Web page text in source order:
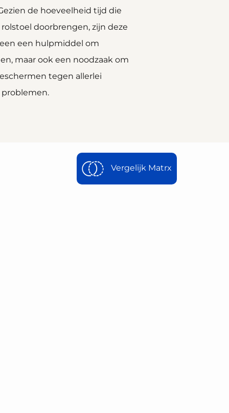
de hoeveelheid tijd die
doorbrengen, zijn deze
een hulpmiddel om
maar ook een noodzaak om
tegen allerlei
Vergelijk Matrx